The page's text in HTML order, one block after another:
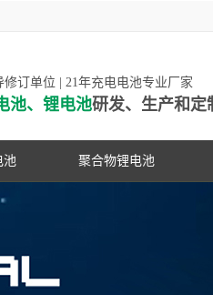
修订单位 | 21年充电电池专业厂家
池、锂电池研发、生产和定
池 聚合物锂电池